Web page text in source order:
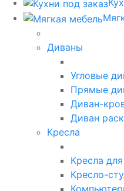
Диваны
Угловые
Прямые
Диван-
Диван
Кресла
Кресла
Кресло-